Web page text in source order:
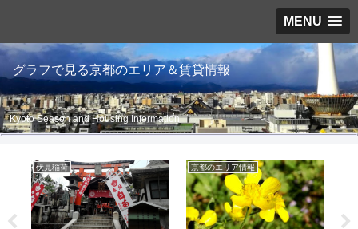
MENU
グラフで見る京都のエリア＆賃貸情報
Kyoto Season and Housing Information
伏見稲荷 京都のエリア情報